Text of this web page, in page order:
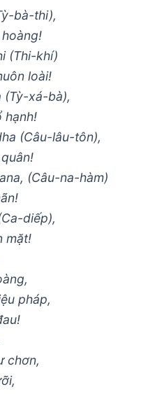
bà-thi),
(Thi-khí)
loài!
(Tỳ-xá-bà),
hạnh!
(Câu-lâu-tôn),
(Câu-na-hàm)
diếp),
mặt!
pháp,
chơn,